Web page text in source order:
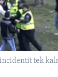
incidentit tek